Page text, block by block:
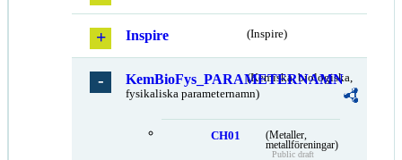
Inspire (Inspire)
KemBioFys_PARAMETERNAMN
(Kemiska, biologiska,
fysikaliska parameternamn)
CH01
(Metaller,
metallföreningar)
Public draft